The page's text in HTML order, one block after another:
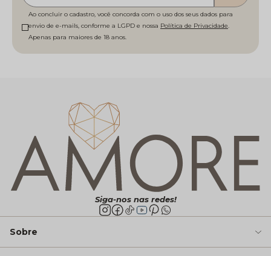
Ao concluir o cadastro, você concorda com o uso dos seus dados para
envio de e-mails, conforme a LGPD e nossa Política de Privacidade
Siga-nos nas redes!
Sobre